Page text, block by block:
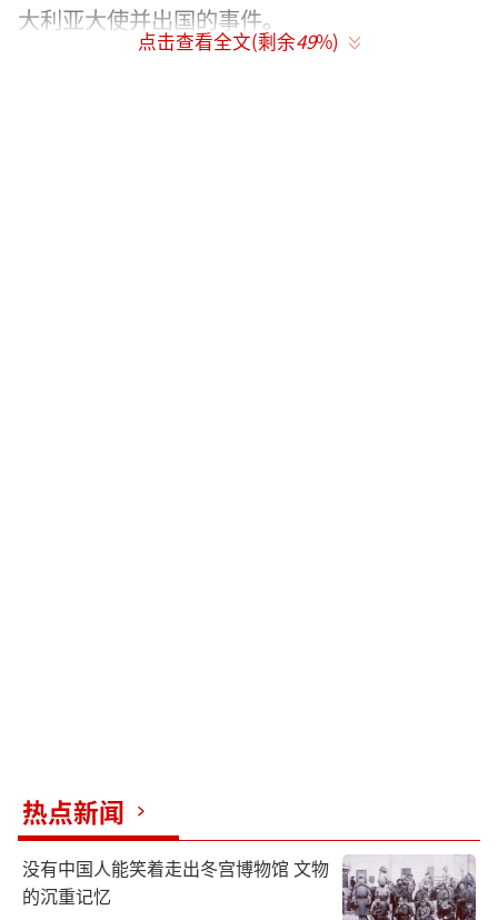
大利亚大使并出国的事件。
点击查看全文(剩余49%)
热点新闻
没有中国人能笑着走出冬宫博物馆 文物
的沉重记忆